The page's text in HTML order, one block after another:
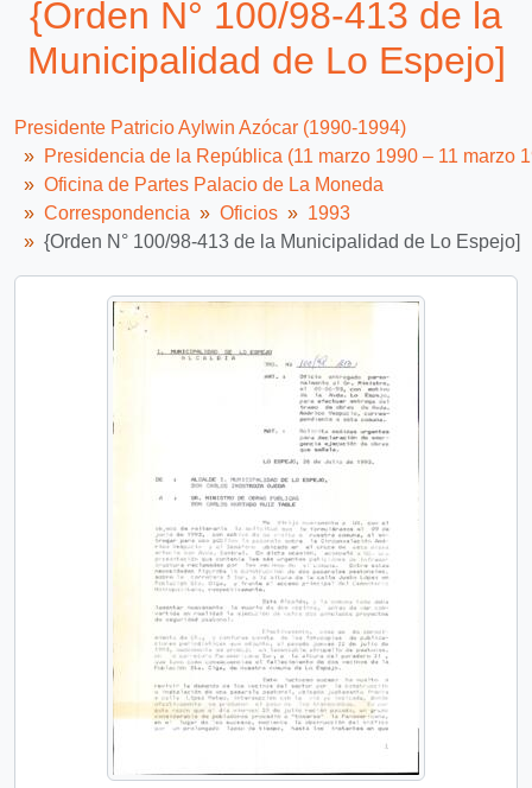
2998 más...
{Orden N° 100/98-413 de la
Municipalidad de Lo Espejo]
Presidente Patricio Aylwin Azócar (1990-1994)
Presidencia de la República (11 marzo 1990 – 11 marzo
Oficina de Partes Palacio de La Moneda
Correspondencia
Oficios
1993
{Orden N° 100/98-413 de la Municipalidad de Lo Espejo]